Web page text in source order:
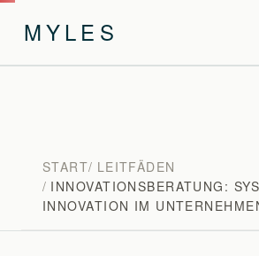
MYLES
START LEITFÄDEN
INNOVATIONSBERATUNG:
INNOVATION IM